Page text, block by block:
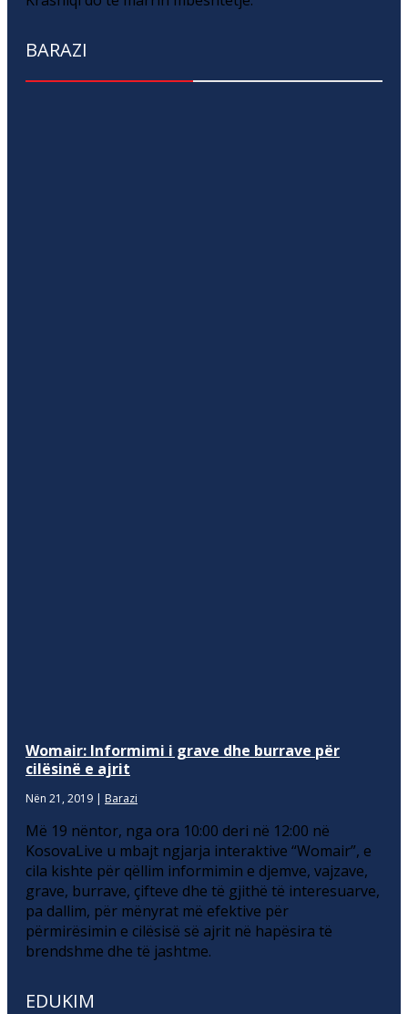
BARAZI
Womair: Informimi i grave dhe burrave për
cilësinë e ajrit
Nën 21, 2019 | Barazi
Më 19 nëntor, nga ora 10:00 deri në 12:00 në
KosovaLive u mbajt ngjarja interaktive “Womair”, e
cila kishte për qëllim informimin e djemve, vajzave,
grave, burrave, çifteve dhe të gjithë të interesuarve,
pa dallim, për mënyrat më efektive për
përmirësimin e cilësisë së ajrit në hapësira të
brendshme dhe të jashtme.
EDUKIM